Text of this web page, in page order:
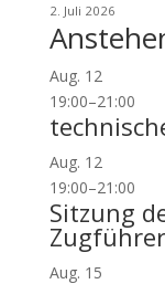
2. Juli 2026
Aug. 12
19:00–21:00
Aug. 12
19:00–21:00
Sitzung
Aug. 15